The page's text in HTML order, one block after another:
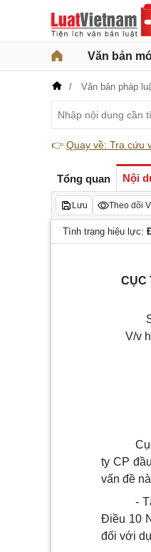
Văn bản
Văn bản pháp
👉 Quay về: Tra cứu
Tổng quan Nội
Lưu Theo dõi
Tình trạng hiệu lực:
CỤC
V/v
ty CP
vấn đề
-
Điều 10
đối với